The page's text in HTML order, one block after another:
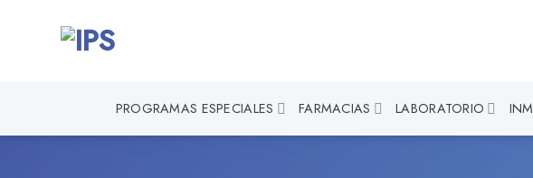
PROGRAMAS ESPECIALES FARMACIAS LABORATORIO